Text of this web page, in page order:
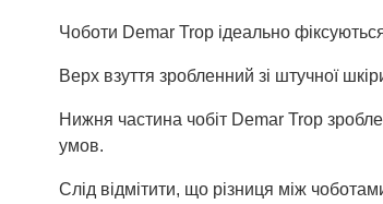
Чоботи Demar Trop ідеально
Верх взуття зробленний зі штучної
Нижня частина чобіт Demar Trop
умов.
Слід відмітити, що різниця між